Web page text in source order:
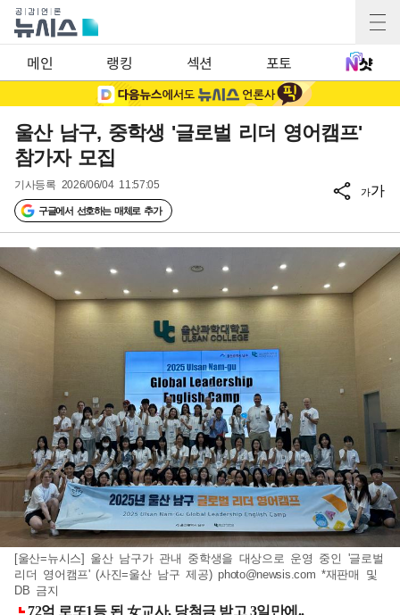
메인 랭킹 섹션 포토
울산 남구, 중학생 '글로벌 리더 영어캠프'
참가자 모집
기사등록 2026/06/04 11:57:05
구글에서 선호하는 매체로 추가
가가
[울산=뉴시스] 울산 남구가 관내 중학생을 대상으로 운영 중인 '글로벌
리더 영어캠프' (사진=울산 남구 제공)photo@newsis.com *재판매 및
DB 금지